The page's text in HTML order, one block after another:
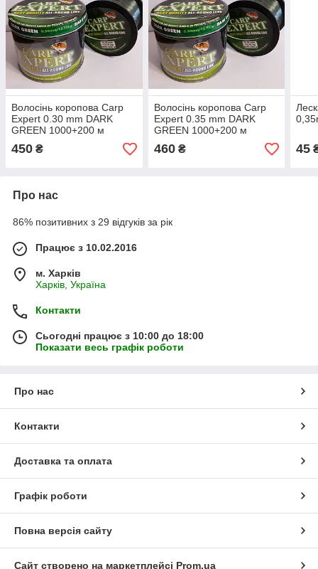
Волосінь коропова Carp
Expert 0.30 mm DARK
GREEN 1000+200 м
450 ₴
Волосінь коропова Carp
Expert 0.35 mm DARK
GREEN 1000+200 м
460₴ 45
Про нас
86% позитивних з 29 відгуків за рік
Працює з 10.02.2016
м. Харків
Харків, Україна
Контакти
Сьогодні працює з 10:00 до 18:00
Показати весь графік роботи
Про нас
Контакти
Доставка та оплата
Графік роботи
Повна версія сайту
Сайт створено на маркетплейсі Prom.ua